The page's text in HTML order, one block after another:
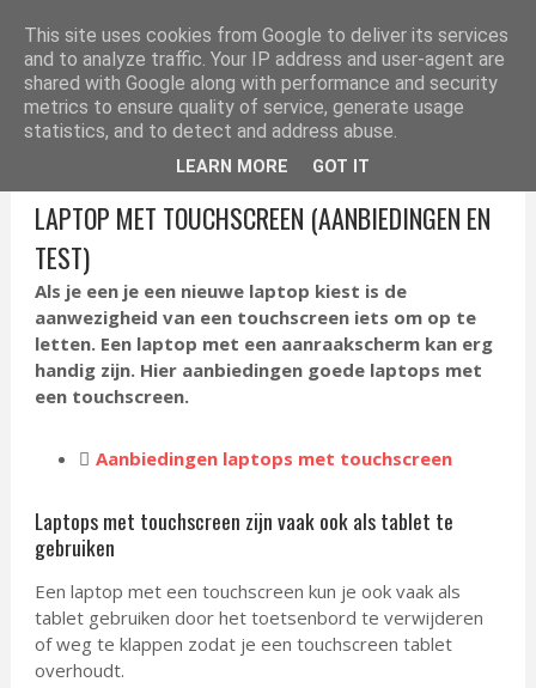
ELEKTRONICA TIPS
LAPTOP MET TOUCHSCREEN (AANBIEDINGEN EN
TEST)
Als je een je een nieuwe laptop kiest is de
aanwezigheid van een touchscreen iets om op te
letten. Een laptop met een aanraakscherm kan erg
handig zijn. Hier aanbiedingen goede laptops met
een touchscreen.
Aanbiedingen laptops met touchscreen
Laptops met touchscreen zijn vaak ook als tablet te
gebruiken
Een laptop met een touchscreen kun je ook vaak als
tablet gebruiken door het toetsenbord te verwijderen
of weg te klappen zodat je een touchscreen tablet
overhoudt.
This site uses cookies from Google to deliver its services
and to analyze traffic. Your IP address and user-agent are
shared with Google along with performance and security
metrics to ensure quality of service, generate usage
statistics, and to detect and address abuse.
LEARN MORE GOT IT